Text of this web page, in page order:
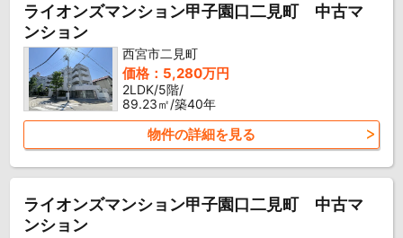
ライオンズマンション甲子園口二見町 中古マ
ンション
西宮市二見町
価格：5,280万円
2LDK/5階/
89.23㎡/築40年
物件の詳細を見る
ライオンズマンション甲子園口二見町 中古マ
ンション